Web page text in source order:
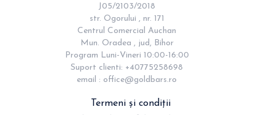
J05/2103/2018
str. Ogorului , nr. 171
Centrul Comercial Auchan
Mun. Oradea , jud, Bihor
Program Luni-Vineri 10:00-16:00
Suport clienti: +40775258698
email : office@goldbars.ro
Termeni și condiții